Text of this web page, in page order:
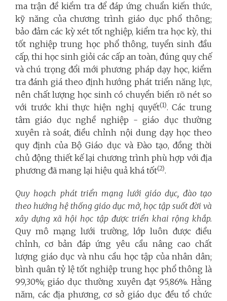
ma trận đề kiểm tra để đáp ứng chuẩn kiến thức,
kỹ năng của chương trình giáo dục phổ thông;
bảo đảm các kỳ xét tốt nghiệp, kiểm tra học kỳ, thi
tốt nghiệp trung học phổ thông, tuyển sinh đầu
cấp, thi học sinh giỏi các cấp an toàn, đúng quy chế
và chú trọng đổi mới phương pháp dạy học, kiểm
tra đánh giá theo định hướng phát triển năng lực,
nên chất lượng học sinh có chuyển biến rõ nét so
với trước khi thực hiện nghị quyết(1). Các trung
tâm giáo dục nghề nghiệp - giáo dục thường
xuyên rà soát, điều chỉnh nội dung dạy học theo
quy định của Bộ Giáo dục và Đào tạo, đồng thời
chủ động thiết kế lại chương trình phù hợp với địa
phương đã mang lại hiệu quả khá tốt(2).
Quy hoạch phát triển mạng lưới giáo dục, đào tạo
theo hướng hệ thống giáo dục mở, học tập suốt đời và
xây dựng xã hội học tập được triển khai rộng khắp.
Quy mô mạng lưới trường, lớp luôn được điều
chỉnh, cơ bản đáp ứng yêu cầu nâng cao chất
lượng giáo dục và nhu cầu học tập của nhân dân;
bình quân tỷ lệ tốt nghiệp trung học phổ thông là
99,30%; giáo dục thường xuyên đạt 95,86%. Hằng
năm, các địa phương, cơ sở giáo dục đều tổ chức